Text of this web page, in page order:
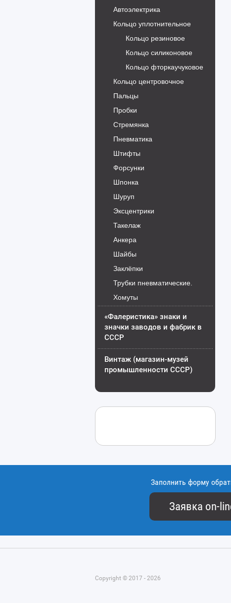
Автоэлектрика
Кольцо уплотнительное
Кольцо резиновое
Кольцо силиконовое
Кольцо фторкаучуковое
Кольцо центровочное
Пальцы
Пробки
Стремянка
Пневматика
Штифты
Форсунки
Шпонка
Шуруп
Эксцентрики
Такелаж
Анкера
Шайбы
Заклёпки
Трубки пневматические.
Хомуты
«Фалеристика» знаки и
значки заводов и фабрик в
СССР
Винтаж (магазин-музей
промышленности СССР)
Заполнить форму
Заявка on-
Copyright © 2017 - 2026